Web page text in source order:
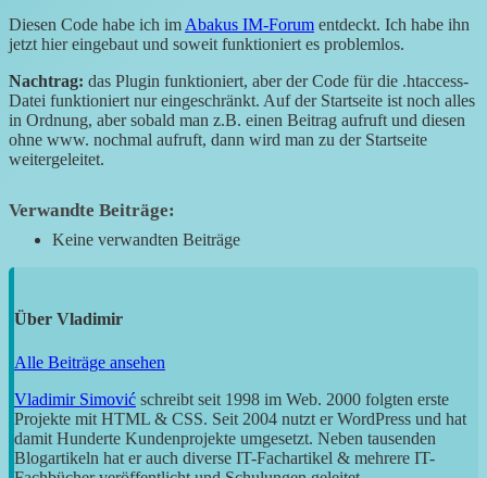
Diesen Code habe ich im Abakus IM-Forum entdeckt. Ich habe ihn
jetzt hier eingebaut und soweit funktioniert es problemlos.
Nachtrag: das Plugin funktioniert, aber der Code für die .htaccess-
Datei funktioniert nur eingeschränkt. Auf der Startseite ist noch alles
in Ordnung, aber sobald man z.B. einen Beitrag aufruft und diesen
ohne www. nochmal aufruft, dann wird man zu der Startseite
weitergeleitet.
Verwandte Beiträge:
Keine verwandten Beiträge
Über Vladimir
Alle Beiträge ansehen
Vladimir Simović schreibt seit 1998 im Web. 2000 folgten erste
Projekte mit HTML & CSS. Seit 2004 nutzt er WordPress und hat
damit Hunderte Kundenprojekte umgesetzt. Neben tausenden
Blogartikeln hat er auch diverse IT-Fachartikel & mehrere IT-